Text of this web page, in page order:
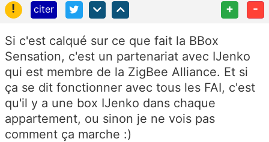
!
citer + -
Si c'est calqué sur ce que fait la BBox
Sensation, c'est un partenariat avec IJenko
qui est membre de la ZigBee Alliance. Et si
ça se dit fonctionner avec tous les FAI, c'est
qu'il y a une box IJenko dans chaque
appartement, ou sinon je ne vois pas
comment ça marche :)